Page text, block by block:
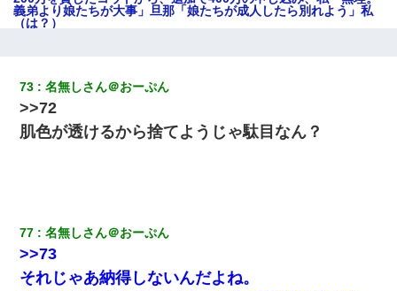
義弟より娘たちが大事」旦那「娘たちが成人したら別れよう」私
（は？）
日曜日、会社の窓を見ると同僚の姿。俺（あれ？ディズニーシー
じゃ？）→俺電話「今何してんの？」同僚「シーで並んでるこ
と！」俺「会社にいない？」→次の瞬間、すごい鳥肌が立った
今日夫の実家に泊ったんだけど、朝起きたら股間がなんかモッコ
リしてた
73 名無しさん＠おーぷん
>>72
肌色が透けるから捨てようじゃ駄目なん？
77 名無しさん＠おーぷん
>>73
それじゃあ納得しないんだよね。